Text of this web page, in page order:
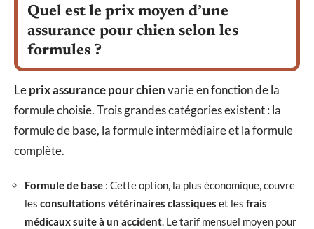
Quel est le prix moyen d’une
assurance pour chien selon les
formules ?
Leprix assurance pour chienvarie en fonction de la
formule choisie. Trois grandes catégories existent : la
formule de base, la formule intermédiaire et la formule
complète.
Formule de base : Cette option, la plus économique, couvre
les consultations vétérinaires classiques et les frais
médicaux suite à un accident. Le tarif mensuel moyen pour